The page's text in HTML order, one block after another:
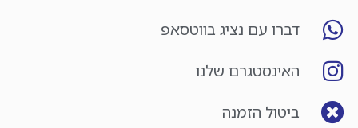
דברו עם נציג בווטסאפ
האינסטגרם שלנו
ביטול הזמנה